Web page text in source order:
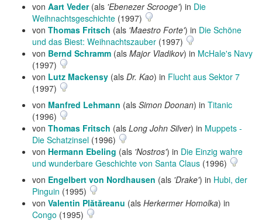
von Aart Veder(als 'Ebenezer Scrooge') in Die
Weihnachtsgeschichte (1997)
von Thomas Fritsch (als 'Maestro Forte') in Die Schöne
und das Biest: Weihnachtszauber (1997)
von Bernd Schramm (als Major Vladikov) in McHale's Navy
(1997)
von Lutz Mackensy (als Dr. Kao) in Flucht aus Sektor 7
(1997)
von Manfred Lehmann (als Simon Doonan) in Titanic
(1996)
von Thomas Fritsch (als Long John Silver) in Muppets -
Die Schatzinsel (1996)
von Hermann Ebeling (als 'Nostros') in Die Einzig wahre
und wunderbare Geschichte von Santa Claus (1996)
von Engelbert von Nordhausen (als 'Drake') in Hubi, der
Pinguin (1995)
von Valentin Plătăreanu (als Herkermer Homolka) in
Congo (1995)